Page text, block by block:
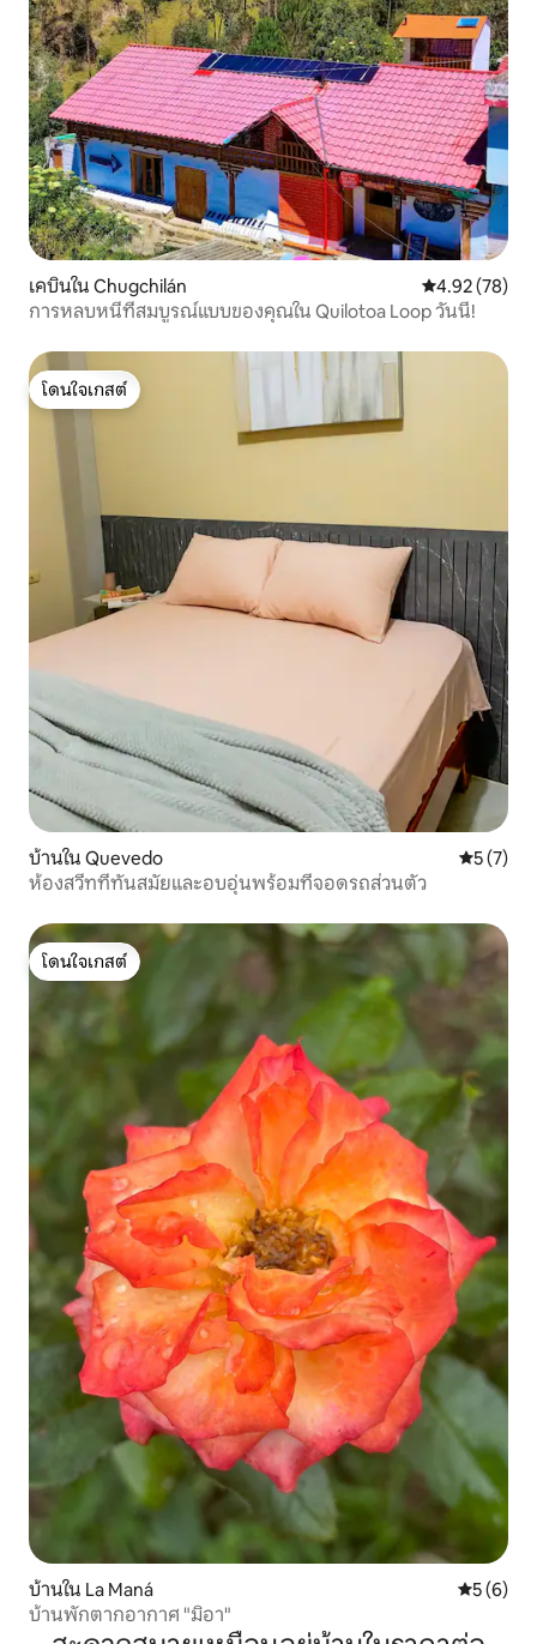
เคบินใน Chugchilán คะแนนเฉลี่ย
4.92 (78)
การหลบหนีที่สมบูรณ์แบบของคุณใน Quilotoa Loop วันนี้!
โดนใจเกสต์
โดนใจเกสต์
บ้านใน Quevedo คะแนนเฉ
5 (7)
ห้องสวีทที่ทันสมัยและอบอุ่นพร้อมที่จอดรถส่วนตัว
โดนใจเกสต์
โดนใจเกสต์
บ้านใน La Maná คะแนนเฉ
5 (6)
บ้านพักตากอากาศ "มิอา"